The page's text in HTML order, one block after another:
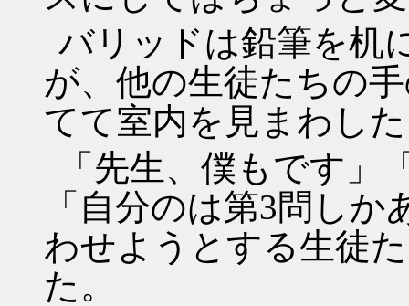
バリッドは鉛筆を机
が、他の生徒たちの
てて室内を見まわし
「先生、僕もです」
「自分のは第3問し
わせようとする生徒
た。